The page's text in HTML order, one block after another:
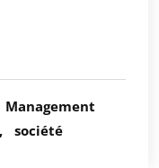
Management
société